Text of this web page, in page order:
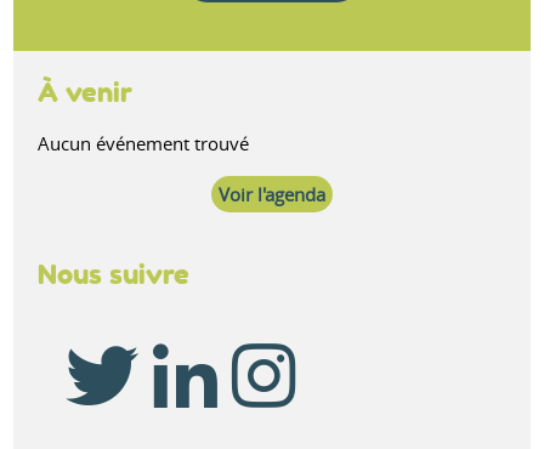
À venir
Aucun événement trouvé
Voir l'agenda
Nous suivre